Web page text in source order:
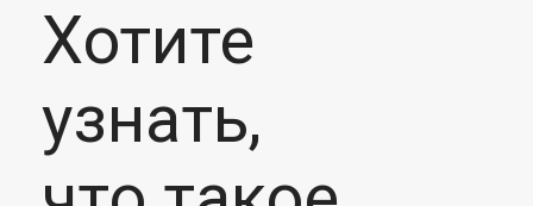
Хотите
узнать,